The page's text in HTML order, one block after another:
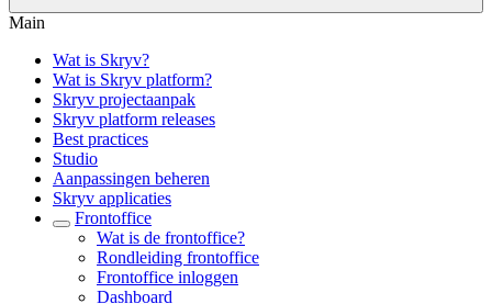
Main
Wat is Skryv?
Wat is Skryv platform?
Skryv projectaanpak
Skryv platform releases
Best practices
Studio
Aanpassingen beheren
Skryv applicaties
Frontoffice
Wat is de frontoffice?
Rondleiding frontoffice
Frontoffice inloggen
Dashboard